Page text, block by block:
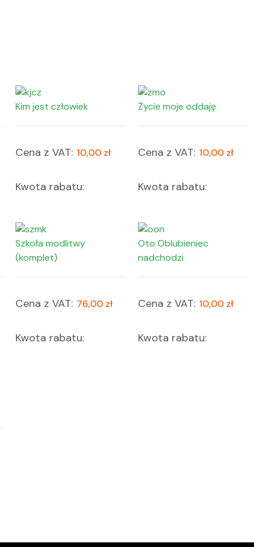
Kim jest człowiek
Cena z VAT: 10,00 zł
Kwota rabatu:
Życie moje oddaję
Cena z VAT: 10,00 zł
Kwota rabatu:
Szkoła modlitwy
(komplet)
Cena z VAT: 76,00 zł
Kwota rabatu:
Oto Oblubieniec
nadchodzi
Cena z VAT: 10,00 zł
Kwota rabatu: